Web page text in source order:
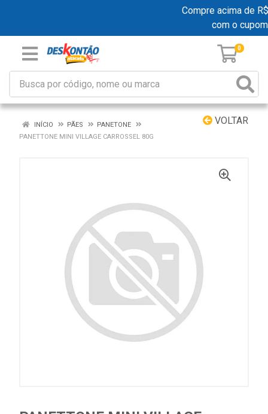
Compre acima de
com o cupom
0
VOLTAR
INÍCIO PÃES
PANETONE
PANETTONE MINI VILLAGE CARROSSEL 80G